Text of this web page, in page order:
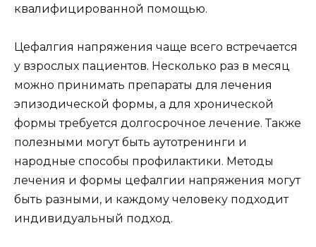
квалифицированной помощью.
Цефалгия напряжения чаще всего встречается
у взрослых пациентов. Несколько раз в месяц
можно принимать препараты для лечения
эпизодической формы, а для хронической
формы требуется долгосрочное лечение. Также
полезными могут быть аутотренинги и
народные способы профилактики. Методы
лечения и формы цефалгии напряжения могут
быть разными, и каждому человеку подходит
индивидуальный подход.